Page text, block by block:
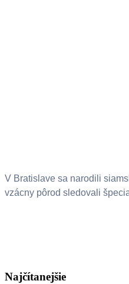
V Bratislave sa narodili
vzácny pôrod sledovali
Najčítanejšie